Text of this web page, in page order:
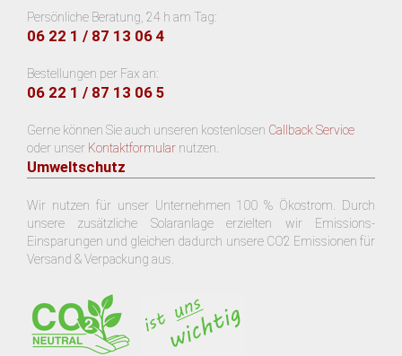
Persönliche Beratung, 24 h am Tag:
06 22 1 / 87 13 06 4
Bestellungen per Fax an:
06 22 1 / 87 13 06 5
Gerne können Sie auch unseren kostenlosen Callback Service
oder unser Kontaktformular nutzen.
Umweltschutz
Wir nutzen für unser Unternehmen 100 % Ökostrom. Durch
unsere zusätzliche Solaranlage erzielten wir Emissions-
Einsparungen und gleichen dadurch unsere CO2 Emissionen für
Versand & Verpackung aus.